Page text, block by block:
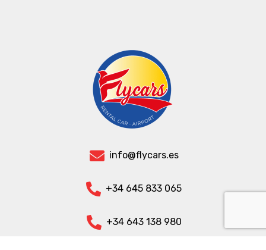
info@flycars.es
+34 645 833 065
+34 643 138 980